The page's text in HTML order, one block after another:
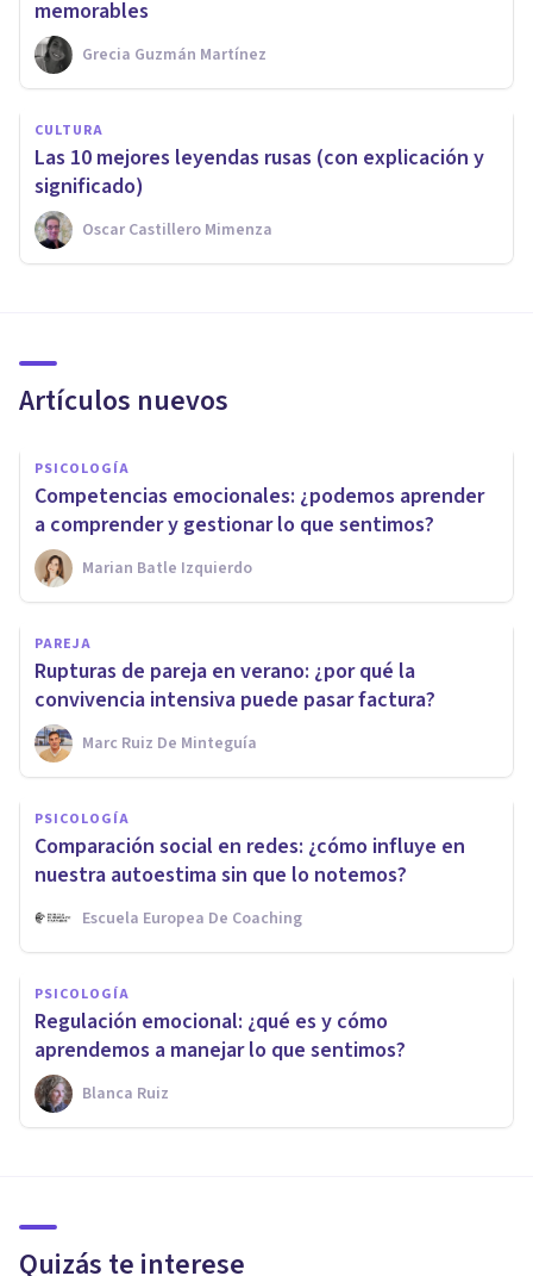
memorables
Grecia Guzmán Martínez
CULTURA
Las 10 mejores leyendas rusas (con explicación y
significado)
Oscar Castillero Mimenza
Artículos nuevos
PSICOLOGÍA
Competencias emocionales: ¿podemos aprender
a comprender y gestionar lo que sentimos?
Marian Batle Izquierdo
PAREJA
Rupturas de pareja en verano: ¿por qué la
convivencia intensiva puede pasar factura?
Marc Ruiz De Minteguía
PSICOLOGÍA
Comparación social en redes: ¿cómo influye en
nuestra autoestima sin que lo notemos?
Escuela Europea De Coaching
PSICOLOGÍA
Regulación emocional: ¿qué es y cómo
aprendemos a manejar lo que sentimos?
Blanca Ruiz
Quizás te interese